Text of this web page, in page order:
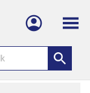
Meny